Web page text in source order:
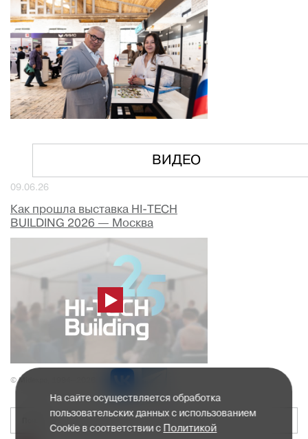
ВИДЕО
09.06.26
Как прошла выставка HI-TECH
BUILDING 2026 — Москва
© Midexpo, 1994—2026
На сайте осуществляется обработка
пользовательских данных с использованием
Cookie в соответствии с
Политикой